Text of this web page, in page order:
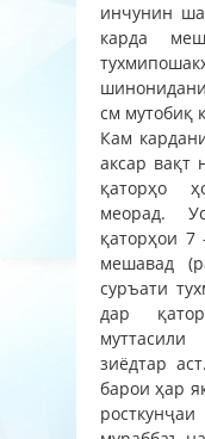
инчунин
карда
см мутобиқ
Кам
аксар вақт
қаторҳо
меорад.
қаторҳои
мешавад
суръати
дар
зиёдтар
барои ҳар